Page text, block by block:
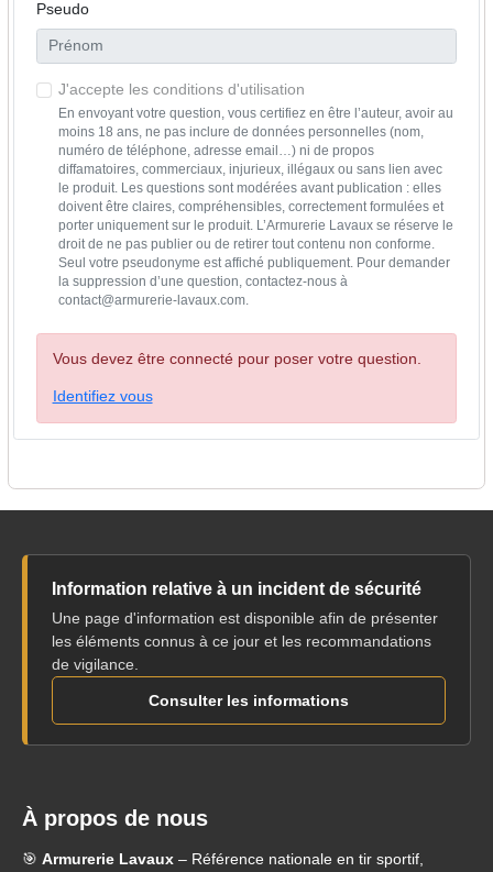
Pseudo
J'accepte les conditions d'utilisation
En envoyant votre question, vous certifiez en être l’auteur, avoir au
moins 18 ans, ne pas inclure de données personnelles (nom,
numéro de téléphone, adresse email…) ni de propos
diffamatoires, commerciaux, injurieux, illégaux ou sans lien avec
le produit. Les questions sont modérées avant publication : elles
doivent être claires, compréhensibles, correctement formulées et
porter uniquement sur le produit. L’Armurerie Lavaux se réserve le
droit de ne pas publier ou de retirer tout contenu non conforme.
Seul votre pseudonyme est affiché publiquement. Pour demander
la suppression d’une question, contactez-nous à
contact@armurerie-lavaux.com.
Vous devez être connecté pour poser votre question.
Identifiez vous
Information relative à un incident de sécurité
Une page d'information est disponible afin de présenter
les éléments connus à ce jour et les recommandations
de vigilance.
Consulter les informations
À propos de nous
🎯 Armurerie Lavaux – Référence nationale en tir sportif,